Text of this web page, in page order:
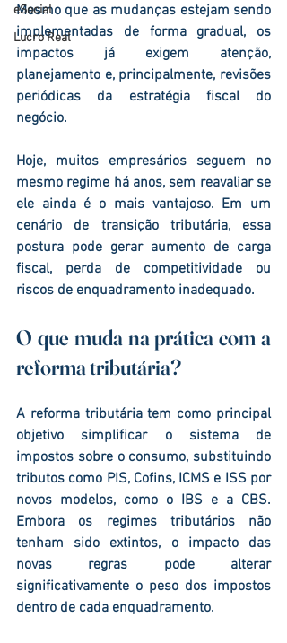
eSocial
Lucro Real
Mesmo que as mudanças estejam sendo
implementadas de forma gradual, os
impactos já exigem atenção,
planejamento e, principalmente, revisões
periódicas da estratégia fiscal do
negócio.
Hoje, muitos empresários seguem no
mesmo regime há anos, sem reavaliar se
ele ainda é o mais vantajoso. Em um
cenário de transição tributária, essa
postura pode gerar aumento de carga
fiscal, perda de competitividade ou
riscos de enquadramento inadequado.
O que muda na prática com a
reforma tributária?
A reforma tributária tem como principal
objetivo simplificar o sistema de
impostos sobre o consumo, substituindo
tributos como PIS, Cofins, ICMS e ISS por
novos modelos, como o IBS e a CBS.
Embora os regimes tributários não
tenham sido extintos, o impacto das
novas regras pode alterar
significativamente o peso dos impostos
dentro de cada enquadramento.